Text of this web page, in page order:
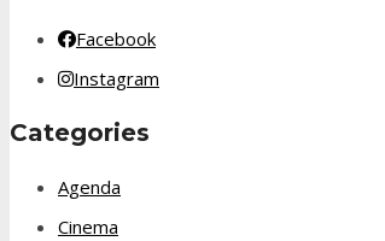
Facebook
Instagram
Categories
Agenda
Cinema